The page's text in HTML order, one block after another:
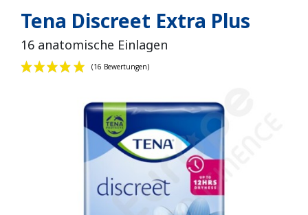
Tena Discreet Extra Plus
16 anatomische Einlagen
(16 Bewertungen)